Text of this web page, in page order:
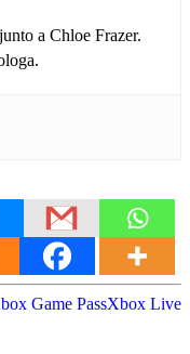
a Chloe Frazer.
Game PassXbox Live